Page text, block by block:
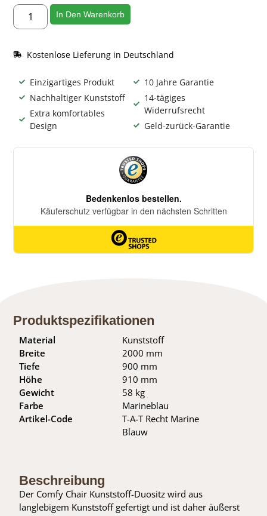
In Den Warenkorb
Kostenlose Lieferung in Deutschland
Einzigartiges Produkt
Nachhaltiger Kunststoff
Extra komfortables
Design
10 Jahre Garantie
14-tägiges
Widerrufsrecht
Geld-zurück-Garantie
Produktspezifikationen
Material
Breite
Tiefe
Höhe
Gewicht
Farbe
Artikel-Code
Kunststoff
2000 mm
900 mm
910 mm
58 kg
Marineblau
T-A-T Recht Marine
Blauw
Beschreibung
Der Comfy Chair Kunststoff-Duositz wird aus
langlebigem Kunststoff gefertigt und ist daher äußerst